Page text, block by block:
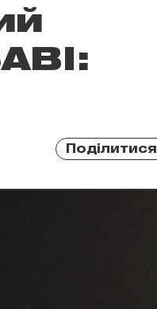
Поділитися